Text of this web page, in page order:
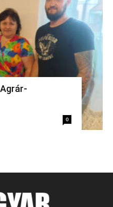
0